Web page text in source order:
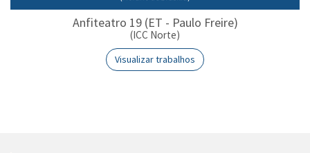
Anfiteatro 19 (ET - Paulo Freire)
(ICC Norte)
Visualizar trabalhos